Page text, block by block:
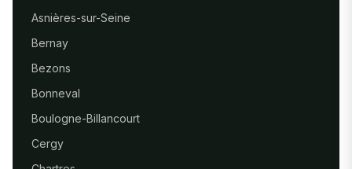
Asnières-sur-Seine
Bernay
Bezons
Bonneval
Boulogne-Billancourt
Cergy